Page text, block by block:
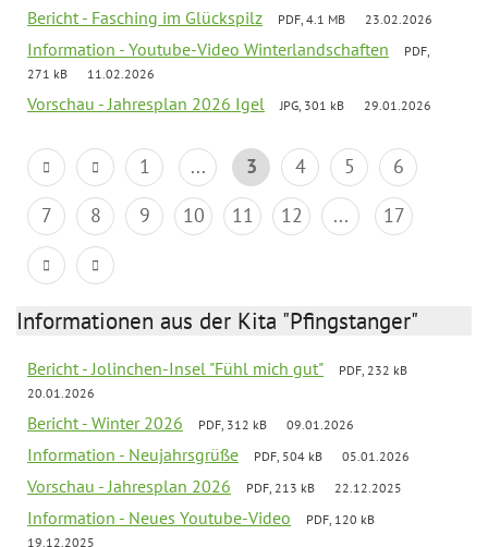
Bericht - Fasching im Glückspilz PDF, 4.1 MB 23.02.2026
Information - Youtube-Video Winterlandschaften
PDF,
271 kB
11.02.2026
Vorschau - Jahresplan 2026 Igel JPG, 301 kB 29.01.2026
1 ... 3 4 5
6
7
8 9 10 11 12 ... 17
Informationen aus der Kita "Pfingstanger"
Bericht - Jolinchen-Insel "Fühl mich gut"
PDF, 232 kB
20.01.2026
Bericht - Winter 2026 PDF, 312 kB 09.01.2026
Information - Neujahrsgrüße PDF, 504 kB 05.01.2026
Vorschau - Jahresplan 2026 PDF, 213 kB 22.12.2025
Information - Neues Youtube-Video
PDF, 120 kB
19.12.2025